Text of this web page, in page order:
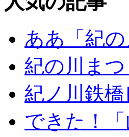
ああ「紀
紀の川ま
紀ノ川鉄
できた！